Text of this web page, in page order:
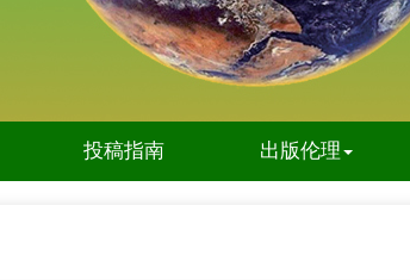
投稿指南 出版伦理